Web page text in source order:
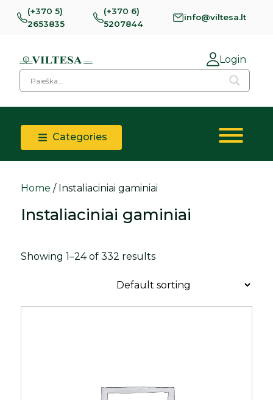
(+370 5)
2653835
(+370 6)
5207844
info@viltesa.lt
Login
Categories
Home / Instaliaciniai gaminiai
Instaliaciniai gaminiai
Showing 1–24 of 332 results